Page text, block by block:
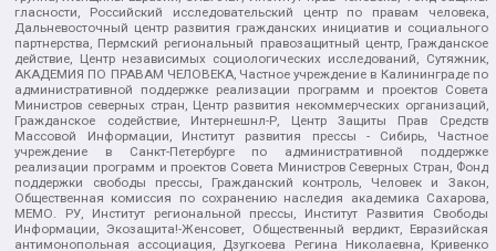
гласности, Российский исследовательский центр по правам человека,
Дальневосточный центр развития гражданских инициатив и социального
партнерства, Пермский региональный правозащитный центр, Гражданское
действие, Центр независимых социологических исследований, Сутяжник,
АКАДЕМИЯ ПО ПРАВАМ ЧЕЛОВЕКА, Частное учреждение в Калининграде по
административной поддержке реализации программ и проектов Совета
Министров северных стран, Центр развития некоммерческих организаций,
Гражданское содействие, Интернешнл-Р, Центр Защиты Прав Средств
Массовой Информации, Институт развития прессы - Сибирь, Частное
учреждение в Санкт-Петербурге по административной поддержке
реализации программ и проектов Совета Министров Северных Стран, Фонд
поддержки свободы прессы, Гражданский контроль, Человек и Закон,
Общественная комиссия по сохранению наследия академика Сахарова,
МЕМО. РУ, Институт региональной прессы, Институт Развития Свободы
Информации, Экозащита!-Женсовет, Общественный вердикт, Евразийская
антимонопольная ассоциация, Дзугкоева Регина Николаевна, Кривенко